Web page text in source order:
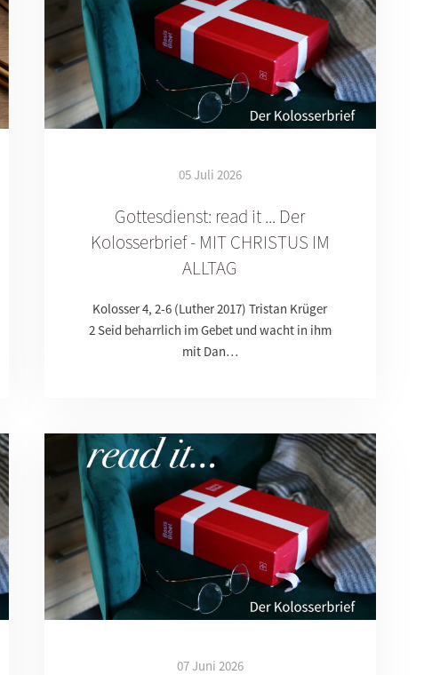
05 Juli 2026
Gottesdienst: read it ... Der
Kolosserbrief - MIT CHRISTUS IM
ALLTAG
Kolosser 4, 2-6 (Luther 2017) Tristan Krüger
2 Seid beharrlich im Gebet und wacht in ihm
mit Dan…
07 Juni 2026